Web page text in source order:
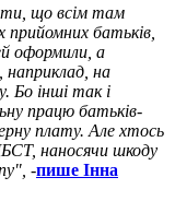
що всім там
прийомних батьків,
оформили, а
наприклад, на
Бо інші так і
працю батьків-
плату. Але хтось
наносячи шкоду
-пише Інна